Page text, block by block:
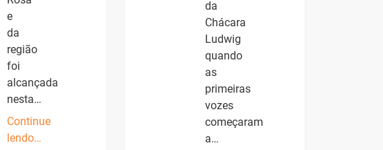
e
da
região
foi
alcançada
nesta…
Continue
lendo…
da
Chácara
Ludwig
quando
as
primeiras
vozes
começaram
a…